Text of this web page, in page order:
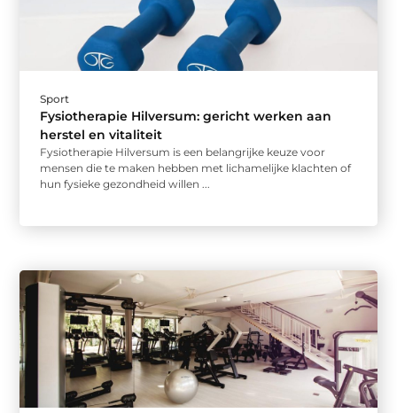
Sport
Fysiotherapie Hilversum: gericht werken aan
herstel en vitaliteit
Fysiotherapie Hilversum is een belangrijke keuze voor
mensen die te maken hebben met lichamelijke klachten of
hun fysieke gezondheid willen ...